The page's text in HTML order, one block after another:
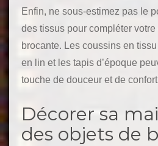
Enfin, ne sous-estimez pas le
des tissus pour compléter
brocante. Les coussins en
en lin et les tapis d’époque
touche de douceur et de
Décorer sa
des objets de